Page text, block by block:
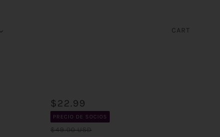
CART
$22.99
PRECIO DE SOCIOS
$49.00 USD